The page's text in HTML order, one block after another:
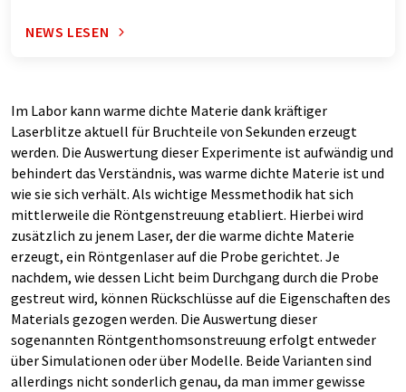
NEWS LESEN
Im Labor kann warme dichte Materie dank kräftiger
Laserblitze aktuell für Bruchteile von Sekunden erzeugt
werden. Die Auswertung dieser Experimente ist aufwändig und
behindert das Verständnis, was warme dichte Materie ist und
wie sie sich verhält. Als wichtige Messmethodik hat sich
mittlerweile die Röntgenstreuung etabliert. Hierbei wird
zusätzlich zu jenem Laser, der die warme dichte Materie
erzeugt, ein Röntgenlaser auf die Probe gerichtet. Je
nachdem, wie dessen Licht beim Durchgang durch die Probe
gestreut wird, können Rückschlüsse auf die Eigenschaften des
Materials gezogen werden. Die Auswertung dieser
sogenannten Röntgenthomsonstreuung erfolgt entweder
über Simulationen oder über Modelle. Beide Varianten sind
allerdings nicht sonderlich genau, da man immer gewisse